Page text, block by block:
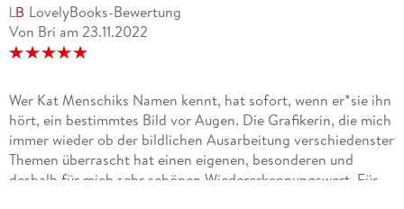
LovelyBooks-Bewertung
Von Bri am 23.11.2022
Wer Kat Menschiks Namen kennt, hat sofort, wenn er*sie ihn
hört, ein bestimmtes Bild vor Augen. Die Grafikerin, die mich
immer wieder ob der bildlichen Ausarbeitung verschiedenster
Themen überrascht hat einen eigenen, besonderen und
deshalb für mich sehr schönen Wiedererkennungswert. Für